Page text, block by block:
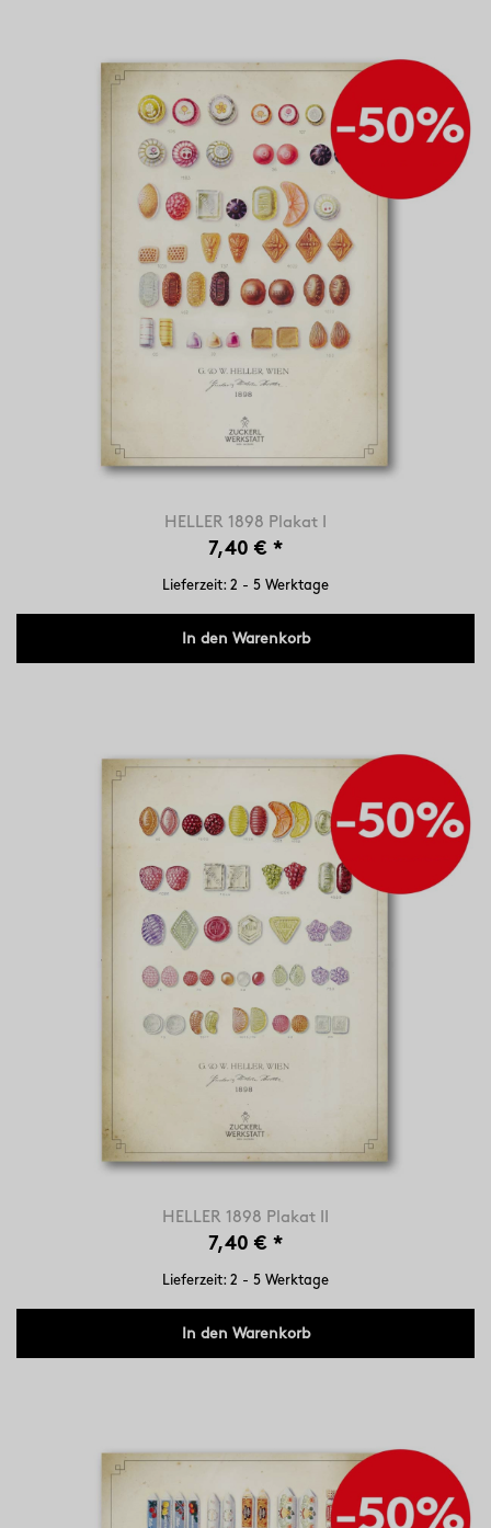
HELLER 1898 Plakat I
7,40 € *
Lieferzeit: 2 - 5 Werktage
In den Warenkorb
HELLER 1898 Plakat II
7,40 € *
Lieferzeit: 2 - 5 Werktage
In den Warenkorb